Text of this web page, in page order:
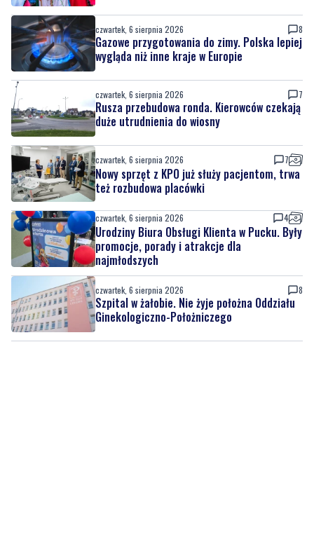
czwartek, 6 sierpnia 2026 8
Gazowe przygotowania do zimy. Polska lepiej
wygląda niż inne kraje w Europie
czwartek, 6 sierpnia 2026 7
Rusza przebudowa ronda. Kierowców czekają
duże utrudnienia do wiosny
czwartek, 6 sierpnia 2026 7
Nowy sprzęt z KPO już służy pacjentom, trwa
też rozbudowa placówki
czwartek, 6 sierpnia 2026 4
Urodziny Biura Obsługi Klienta w Pucku. Były
promocje, porady i atrakcje dla
najmłodszych
czwartek, 6 sierpnia 2026 8
Szpital w żałobie. Nie żyje położna Oddziału
Ginekologiczno-Położniczego